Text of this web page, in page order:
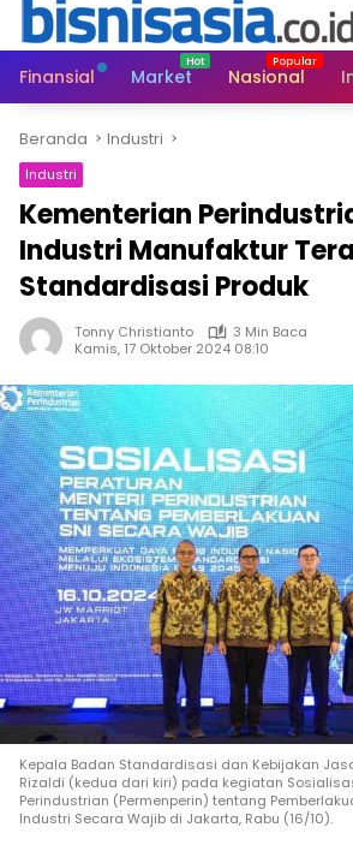
Finansial Market Nasional
Beranda Industri
Industri
Kementerian
Industri Manufaktur
Standardisasi Produk
Tonny Christianto
3 Min Baca
Kamis, 17 Oktober 2024 08:10
Kepala Badan Standardisasi dan Kebijakan
Rizaldi (kedua dari kiri) pada kegiatan
Perindustrian (Permenperin) tentang
Industri Secara Wajib di Jakarta, Rabu (16/10).